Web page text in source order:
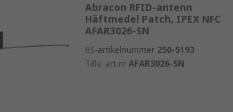
Abracon RFID-antenn
Häftmedel Patch, IPEX NFC
AFAR3026-SN
RS-artikelnummer 250-5193
Tillv. art.nrAFAR3026-SN